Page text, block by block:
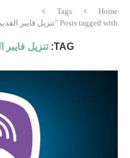
Home
Tags
Posts tagged with "تنزيل فايبر القديم الاصلي للاندرويد"
TAG: تنزيل فايبر